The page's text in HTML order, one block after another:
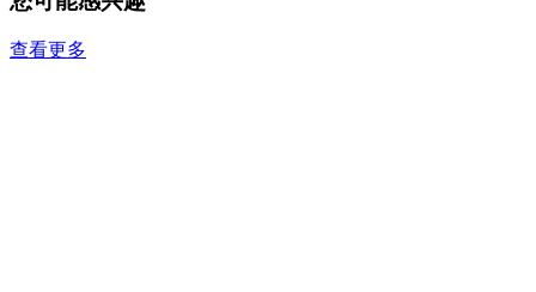
查看更多